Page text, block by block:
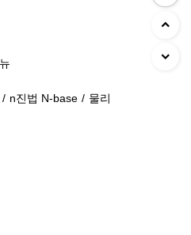
n진법 N-base / 물리